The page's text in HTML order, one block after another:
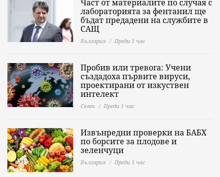
Част от материалите по случая с
лабораторията за фентанил ще
бъдат предадени на службите в
САЩ
България Преди 1 час
Пробив или тревога: Учени
създадоха първите вируси,
проектирани от изкуствен
интелект
Свят Преди 1 час
Извънредни проверки на БАБХ
по борсите за плодове и
зеленчуци
България Преди 1 час